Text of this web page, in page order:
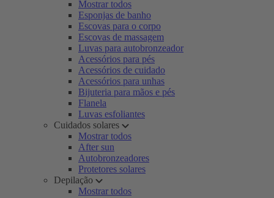
Mostrar todos
Esponjas de banho
Escovas para o corpo
Escovas de massagem
Luvas para autobronzeador
Acessórios para pés
Acessórios de cuidado
Acessórios para unhas
Bijuteria para mãos e pés
Flanela
Luvas esfoliantes
Cuidados solares
Mostrar todos
After sun
Autobronzeadores
Protetores solares
Depilação
Mostrar todos